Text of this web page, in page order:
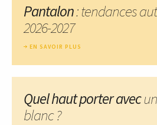
Pantalon: tendances
2026-2027
EN SAVOIR PLUS
Quel haut porter avec
blanc ?